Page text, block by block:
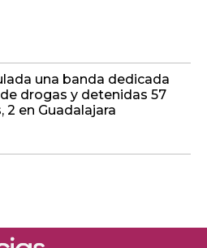
una banda dedicada
drogas y detenidas 57
2 en Guadalajara